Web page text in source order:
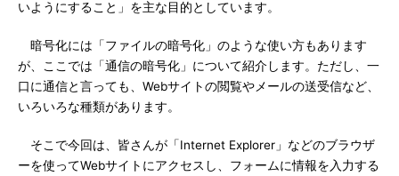
いようにすること」を主な目的としています。
暗号化には「ファイルの暗号化」のような使い方もあります
が、ここでは「通信の暗号化」について紹介します。ただし、一
口に通信と言っても、Webサイトの閲覧やメールの送受信など、
いろいろな種類があります。
そこで今回は、皆さんが「Internet Explorer」などのブラウザ
ーを使ってWebサイトにアクセスし、フォームに情報を入力する